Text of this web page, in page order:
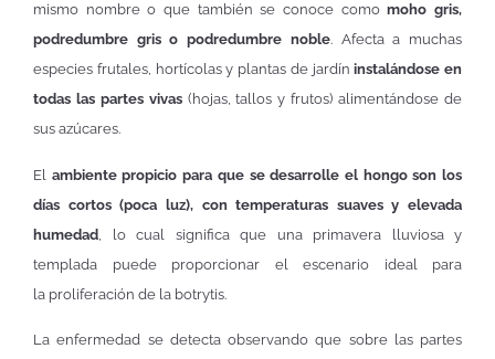
mismo nombre o que también se conoce comomoho gris,
podredumbre gris o podredumbre noble. Afecta a muchas
especies frutales, hortícolas y plantas de jardín instalándose en
todas las partes vivas(hojas, tallos y frutos) alimentándose de
sus azúcares.
El ambiente propicio para que se desarrolle el hongo son los
días cortos (poca luz), con temperaturas suaves y elevada
humedad , lo cual significa que una primavera lluviosa y
templada puede proporcionar el escenario ideal para
la proliferación de la botrytis.
La enfermedad se detecta observando que sobre las partes